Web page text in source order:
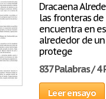
Dracaena
las fronteras
encuentra en
alrededor de
protege
837 Palabras / 4
Leer ensayo